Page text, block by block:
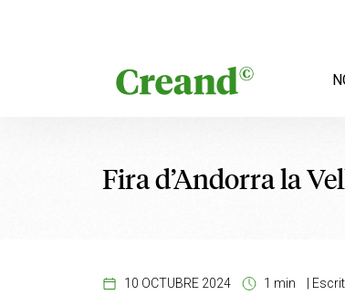
Fira d’Andorra la
10 OCTUBRE 2024 1 min